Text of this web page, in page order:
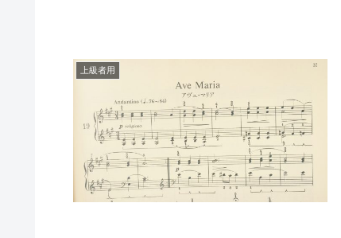
上級者用